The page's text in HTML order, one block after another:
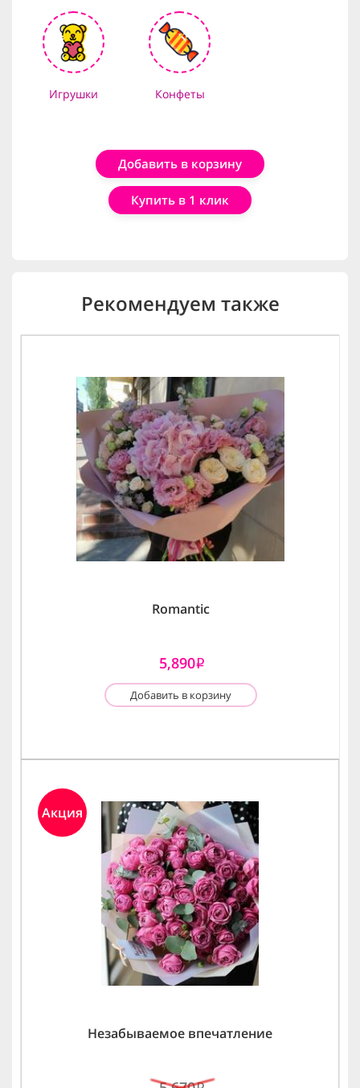
Игрушки Конфеты
Добавить в корзину
Купить в 1 клик
Рекомендуем также
Romantic
5,890i
Добавить в корзину
Акция
Незабываемое впечатление